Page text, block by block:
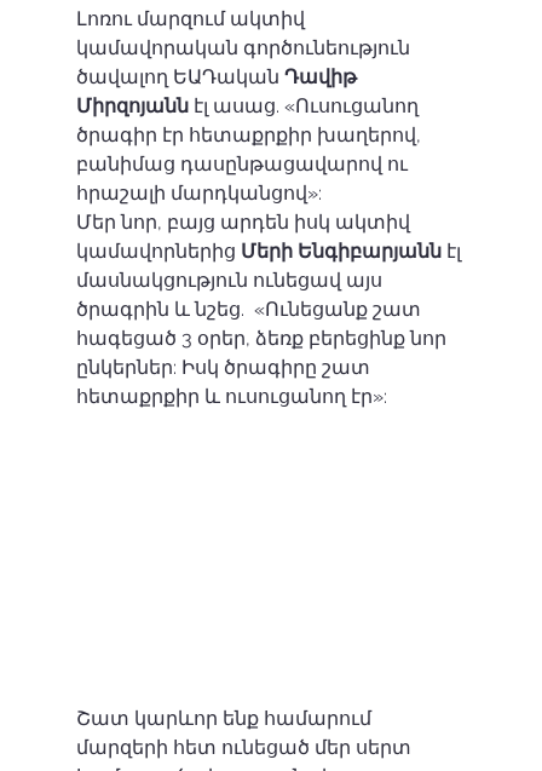
Լոռու մարզում ակտիվ
կամավորական գործունեություն
ծավալող ԵԱԴական Դավիթ
Միրզոյանն էլ ասաց. «Ուսուցանող
ծրագիր էր հետաքրքիր խաղերով,
բանիմաց դասընթացավարով ու
հրաշալի մարդկանցով»:
Մեր նոր, բայց արդեն իսկ ակտիվ
կամավորներից Մերի Ենգիբարյանն էլ
մասնակցություն ունեցավ այս
ծրագրին և նշեց.  «Ունեցանք շատ
հագեցած 3 օրեր, ձեռք բերեցինք նոր
ընկերներ: Իսկ ծրագիրը շատ
հետաքրքիր և ուսուցանող էր»:
Շատ կարևոր ենք համարում
մարզերի հետ ունեցած մեր սերտ